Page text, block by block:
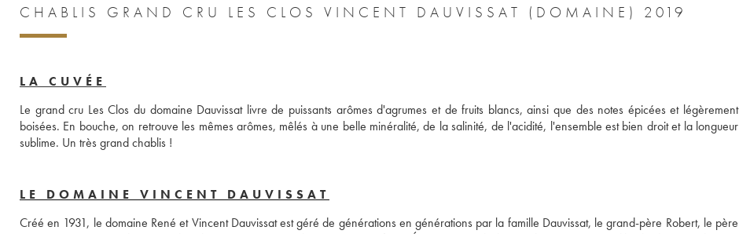
CHABLIS GRAND CRU LES CLOS VINCENT DAUVISSAT (DOMAINE) 2019
LA CUVÉE
Le grand cru Les Clos du domaine Dauvissat livre de puissants arômes d'agrumes et de fruits blancs, ainsi que des notes épicées et légèrement
boisées. En bouche, on retrouve les mêmes arômes, mêlés à une belle minéralité, de la salinité, de l'acidité, l'ensemble est bien droit et la longueur
sublime. Un très grand chablis !
LE DOMAINE VINCENT DAUVISSAT
Créé en 1931, le domaine René et Vincent Dauvissat est géré de générations en générations par la famille Dauvissat, le grand-père Robert, le père